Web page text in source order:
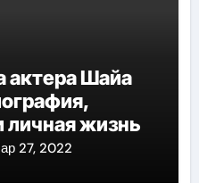
актера Шайа
жизнь
27, 2022